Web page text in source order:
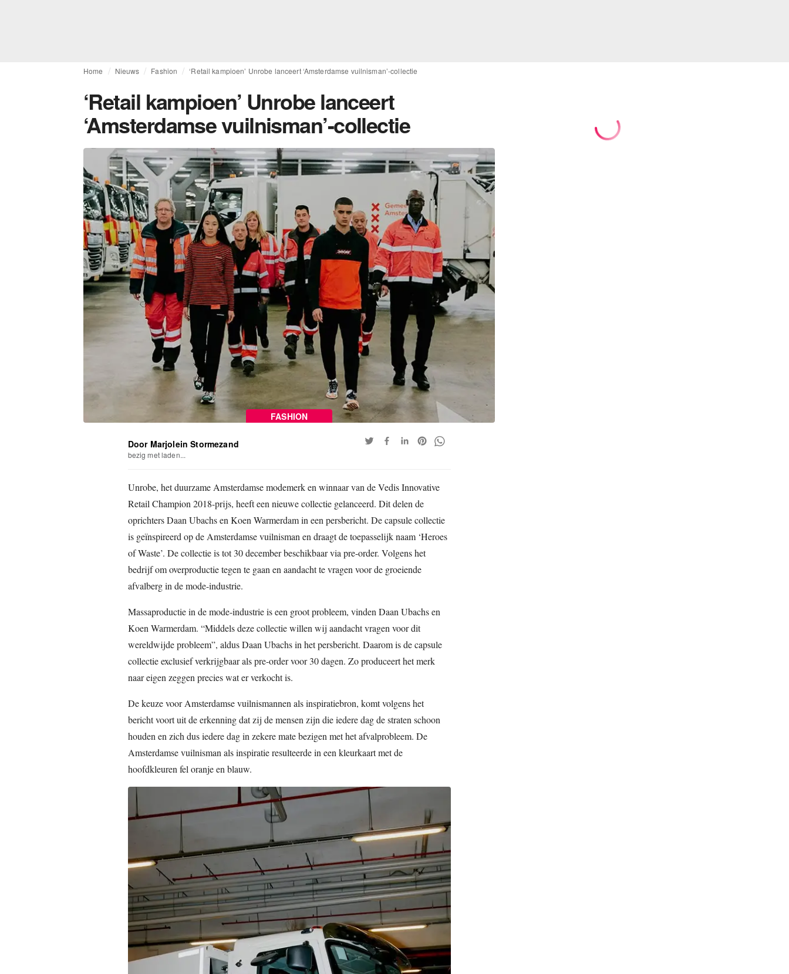
Home Nieuws Fashion ‘Retail kampioen’ Unrobe lanceert ‘Amsterdamse vuilnisman’-collectie
‘Retail kampioen’ Unrobe lanceert
‘Amsterdamse vuilnisman’-collectie
FASHION
Door Marjolein Stormezand
bezig met laden...
Unrobe, het duurzame Amsterdamse modemerk en winnaar van de Vedis Innovative
Retail Champion 2018-prijs, heeft een nieuwe collectie gelanceerd. Dit delen de
oprichters Daan Ubachs en Koen Warmerdam in een persbericht. De capsule collectie
is geïnspireerd op de Amsterdamse vuilnisman en draagt de toepasselijk naam ‘Heroes
of Waste’. De collectie is tot 30 december beschikbaar via pre-order. Volgens het
bedrijf om overproductie tegen te gaan en aandacht te vragen voor de groeiende
afvalberg in de mode-industrie.
Massaproductie in de mode-industrie is een groot probleem, vinden Daan Ubachs en
Koen Warmerdam. “Middels deze collectie willen wij aandacht vragen voor dit
wereldwijde probleem”, aldus Daan Ubachs in het persbericht. Daarom is de capsule
collectie exclusief verkrijgbaar als pre-order voor 30 dagen. Zo produceert het merk
naar eigen zeggen precies wat er verkocht is.
De keuze voor Amsterdamse vuilnismannen als inspiratiebron, komt volgens het
bericht voort uit de erkenning dat zij de mensen zijn die iedere dag de straten schoon
houden en zich dus iedere dag in zekere mate bezigen met het afvalprobleem. De
Amsterdamse vuilnisman als inspiratie resulteerde in een kleurkaart met de
hoofdkleuren fel oranje en blauw.